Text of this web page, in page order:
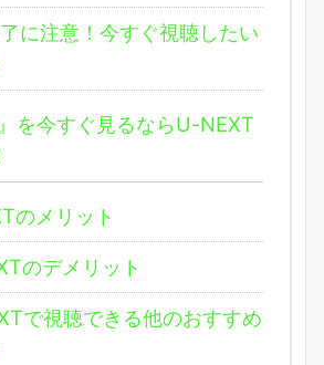
に注意！今すぐ視聴したい
を今すぐ見るならU-NEXT
のメリット
のデメリット
で視聴できる他のおすすめ